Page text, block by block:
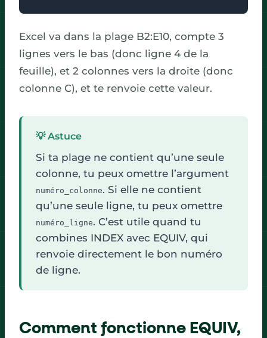
Excel va dans la plage B2:E10, compte 3
lignes vers le bas (donc ligne 4 de la
feuille), et 2 colonnes vers la droite (donc
colonne C), et te renvoie cette valeur.
💡 Astuce
Si ta plage ne contient qu’une seule
colonne, tu peux omettre l’argument
numéro_colonne. Si elle ne contient
qu’une seule ligne, tu peux omettre
numéro_ligne. C’est utile quand tu
combines INDEX avec EQUIV, qui
renvoie directement le bon numéro
de ligne.
Comment fonctionne EQUIV,